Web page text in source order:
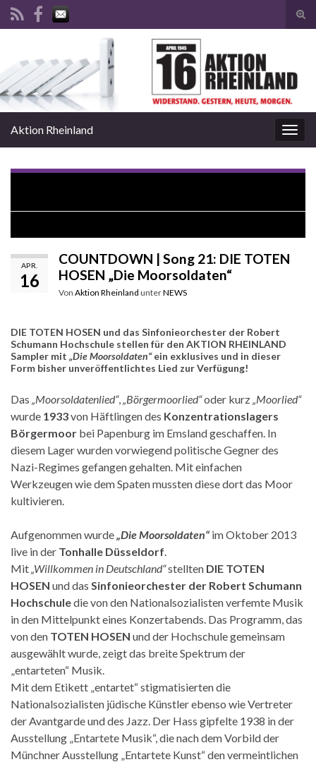
Search for:
Aktion Rheinland
APR.
16
COUNTDOWN | Song 21: DIE TOTEN
HOSEN „Die Moorsoldaten“
Von Aktion Rheinland unterNEWS
DIE TOTEN HOSEN und das Sinfonieorchester der Robert
Schumann Hochschule stellen für den AKTION RHEINLAND
Sampler mit „Die Moorsoldaten“ein exklusives und in dieser
Form bisher unveröffentlichtes Lied zur Verfügung!
Das „Moorsoldatenlied“, „Börgermoorlied“oder kurz „Moorlied“
wurde 1933von Häftlingen des Konzentrationslagers
Börgermoor bei Papenburg im Emsland geschaffen. In
diesem Lager wurden vorwiegend politische Gegner des
Nazi-Regimes gefangen gehalten. Mit einfachen
Werkzeugen wie dem Spaten mussten diese dort das Moor
kultivieren.
Aufgenommen wurde „Die Moorsoldaten“im Oktober 2013
live in der Tonhalle Düsseldorf
Mit „Willkommen in Deutschland“stellten DIE TOTEN
HOSEN und das Sinfonieorchester der Robert Schumann
Hochschuledie von den Nationalsozialisten verfemte Musik
in den Mittelpunkt eines Konzertabends. Das Programm, das
von den TOTEN HOSEN und der Hochschule gemeinsam
ausgewählt wurde, zeigt das breite Spektrum der
„entarteten“ Musik.
Mit dem Etikett „entartet“ stigmatisierten die
Nationalsozialisten jüdische Künstler ebenso wie Vertreter
der Avantgarde und des Jazz. Der Hass gipfelte 1938 in der
Ausstellung „Entartete Musik“, die nach dem Vorbild der
Münchner Ausstellung „Entartete Kunst“ den vermeintlichen